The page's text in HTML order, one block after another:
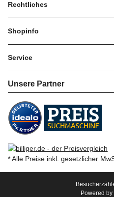
Rechtliches
Shopinfo
Service
Unsere Partner
* Alle Preise inkl. gesetzlicher
Powered by